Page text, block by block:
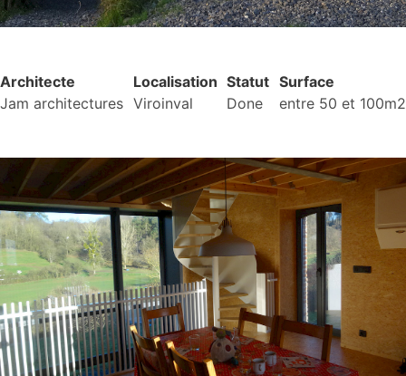
Architecte
Jam architectures
Localisation
Viroinval
Statut
Done
Surface
entre 50 et 100m2